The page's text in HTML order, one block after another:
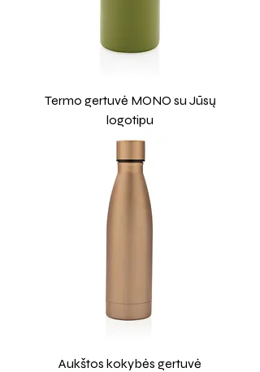
Termo gertuvė MONO su Jūsų
logotipu
Aukštos kokybės gertuvė